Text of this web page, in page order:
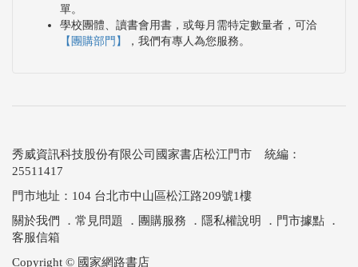
有多大，力量就有多大」，期許自己能以謙虛受教的
心去學習、堅強地面對教育工作及人生旅途的種種困
心力。她也是南投縣美術學會第17及18任的理事長，
術學會帶往全新的境界，並且經營出不同於以往的新
藝享世界。
單。
學校團體、讀書會用書，或每月需特定數量者，可洽
【團購部門】
，我們有專人為您服務。
秀威資訊科技股份有限公司國家書店松江門市 統編：
25511417
門市地址：104 台北市中山區松江路209號1樓
關於我們
． 常見問題 ． 團購服務 ． 隱私權說明 ． 門市據點 ．
客服信箱
Copyright © 國家網路書店